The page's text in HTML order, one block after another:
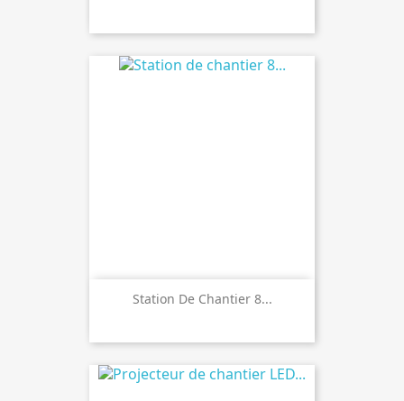
Station De Chantier 8...